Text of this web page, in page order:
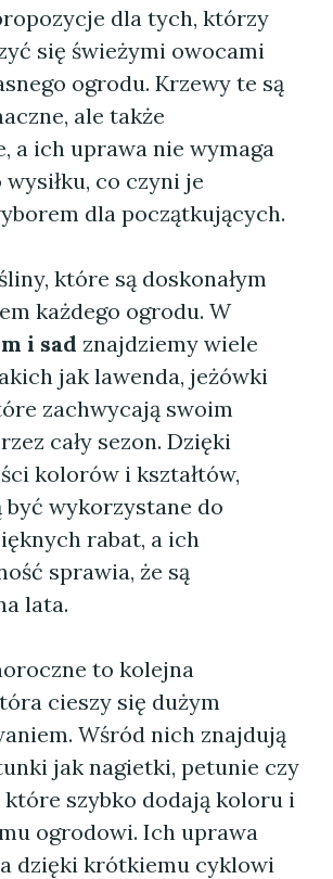
dla tych, którzy
się świeżymi owocami
ogrodu. Krzewy te są
ale także
a ich uprawa nie wymaga
co czyni je
dla początkujących.
które są doskonałym
każdego ogrodu. W
i sad znajdziemy wiele
jak lawenda, jeżówki
zachwycają swoim
cały sezon. Dzięki
kolorów i kształtów,
być wykorzystane do
rabat, a ich
sprawia, że są
lata.
to kolejna
cieszy się dużym
Wśród nich znajdują
jak nagietki, petunie czy
które szybko dodają koloru i
ogrodowi. Ich uprawa
dzięki krótkiemu cyklowi